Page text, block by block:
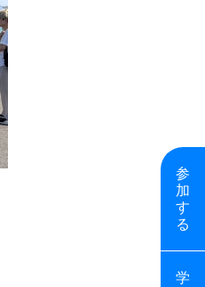
参
加
す
る
学